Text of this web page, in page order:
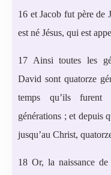
16 et Jacob fut père de
est né Jésus, qui est
17 Ainsi toutes les
David sont quatorze
temps qu’ils furent
générations ; et depuis
jusqu’au Christ,
18 Or, la naissance